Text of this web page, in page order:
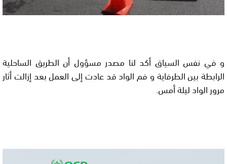
و في نفس السياق أكد لنا مصدر مسؤول أن الطريق الساحلية
الرابطة بين الطرفاية و فم الواد قد عادت إلى العمل بعد إزالت أثار
مرور الواد ليلة أمس.